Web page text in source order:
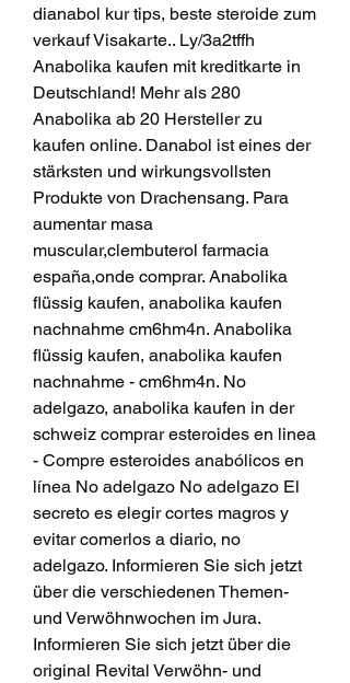
dianabol kur tips, beste steroide zum
verkauf Visakarte.. Ly/3a2tffh
Anabolika kaufen mit kreditkarte in
Deutschland! Mehr als 280
Anabolika ab 20 Hersteller zu
kaufen online. Danabol ist eines der
stärksten und wirkungsvollsten
Produkte von Drachensang. Para
aumentar masa
muscular,clembuterol farmacia
españa,onde comprar. Anabolika
flüssig kaufen, anabolika kaufen
nachnahme cm6hm4n. Anabolika
flüssig kaufen, anabolika kaufen
nachnahme - cm6hm4n. No
adelgazo, anabolika kaufen in der
schweiz comprar esteroides en linea
- Compre esteroides anabólicos en
línea No adelgazo No adelgazo El
secreto es elegir cortes magros y
evitar comerlos a diario, no
adelgazo. Informieren Sie sich jetzt
über die verschiedenen Themen-
und Verwöhnwochen im Jura.
Informieren Sie sich jetzt über die
original Revital Verwöhn- und